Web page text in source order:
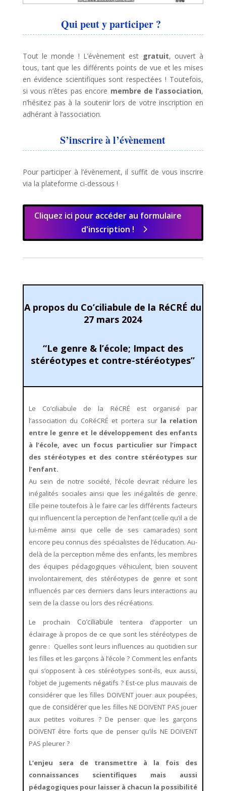
Qui peut y participer ?
Tout le monde ! L’évènement est gratuit, ouvert à
tous, tant que les différents points de vue et les mises
en évidence scientifiques sont respectées ! Toutefois,
si vous n’êtes pas encore membre de l’association,
n’hésitez pas à la soutenir lors de votre inscription en
adhérant à l’association.
S’inscrire à l’évènement
Pour participer à l’évènement, il suffit de vous inscrire
via la plateforme ci-dessous !
Cliquez ici pour accéder au formulaire
d'inscription !
A propos du Co’ciliabule de la RéCRÉ du
27 mars 2024
“Le genre & l’école; Impact des
stéréotypes et contre-stéréotypes”
Le Co’ciliabule de la RéCRÉ est organisé par
l’association du CoRéCRÉ et portera sur la relation
entre le genre et le développement des enfants
à l’école, avec un focus particulier sur l’impact
des stéréotypes et des contre stéréotypes sur
l’enfant.
Au sein de notre société, l’école devrait réduire les
inégalités sociales ainsi que les inégalités de genre.
Elle peine toutefois à le faire car les différents facteurs
qui influencent la perception de l’enfant (celle qu’il a de
lui-même ainsi que celle de ses camarades) sont
encore peu connus des spécialistes de l’éducation. Au-
delà de la perception même des enfants, les membres
des équipes pédagogiques véhiculent, bien souvent
involontairement, des stéréotypes de genre et sont
influencés par ces derniers dans leurs interactions au
sein de la classe ou lors des récréations.
Le prochain Co’ciliabuletentera d’apporter un
éclairage à propos de ce que sont les stéréotypes de
genre : Quelles sont leurs influences au quotidien sur
les filles et les garçons à l’école ? Comment les enfants
qui s’opposent à ces stéréotypes sont-ils, eux aussi,
l’objet de jugements négatifs ? Est-ce plus mauvais de
considérer que les filles DOIVENT jouer aux poupées,
que de considérerque les filles NE DOIVENT PAS jouer
aux petites voitures ? De penser que les garçons
DOIVENT être forts que de penser qu’ils NE DOIVENT
PAS pleurer ?
L’enjeu sera de transmettre à la fois des
connaissances scientifiques mais aussi
pédagogiques pour laisser à chacun la possibilité